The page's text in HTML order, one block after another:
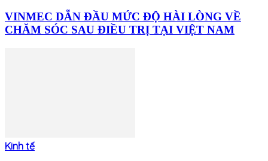
VINMEC DẪN ĐẦU MỨC ĐỘ HÀI LÒNG VỀ
CHĂM SÓC SAU ĐIỀU TRỊ TẠI VIỆT NAM
Kinh tế